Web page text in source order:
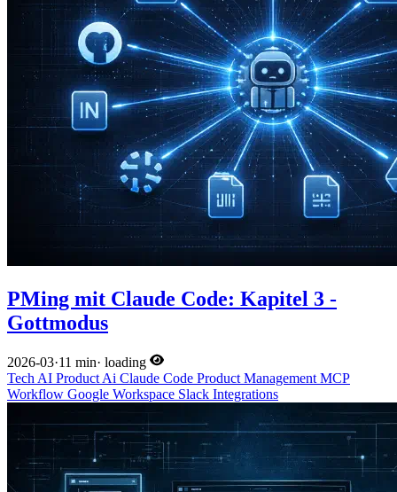
PMing mit Claude Code: Kapitel 3 -
Gottmodus
2026-03·11 min· loading
Tech AI Product Ai Claude Code Product Management MCP
Workflow Google Workspace Slack Integrations